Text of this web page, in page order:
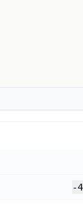
-